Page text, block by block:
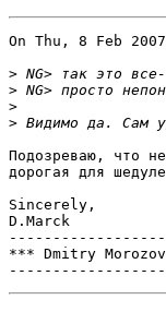
On Thu, 8 Feb
>
>
>
>
Подозреваю, что
дорогая для
Sincerely,
D.Marck
*** Dmitry